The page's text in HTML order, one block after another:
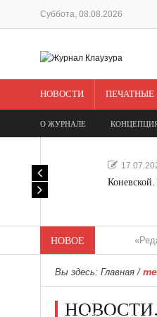
Суббота, 08.08.2026
НОВОСТИ
О ЖУРНАЛЕ
НОВОЕ «Редакция
Вы здесь: Главная/